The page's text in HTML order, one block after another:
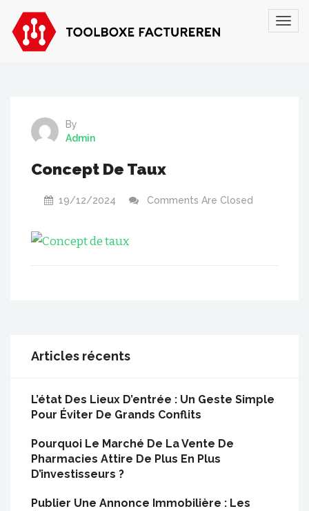
By
Admin
Concept De Taux
19/12/2024 Comments Are Closed
Articles récents
L’état Des Lieux D’entrée : Un Geste Simple
Pour Éviter De Grands Conflits
Pourquoi Le Marché De La Vente De
Pharmacies Attire De Plus En Plus
D’investisseurs ?
Publier Une Annonce Immobilière : Les